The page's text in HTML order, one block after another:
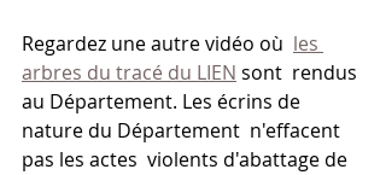
Regardez une autre vidéo où les
arbres du tracé du LIEN sont  rendus
au Département. Les écrins de
nature du Département  n'effacent
pas les actes  violents d'abattage de